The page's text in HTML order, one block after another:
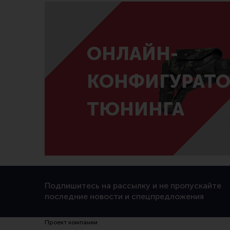
ОНЛАЙН-
ТЮНИНГА
Подпишитесь на рассылку и не пропускайте
последние новости и спецпредложения
Проект компании